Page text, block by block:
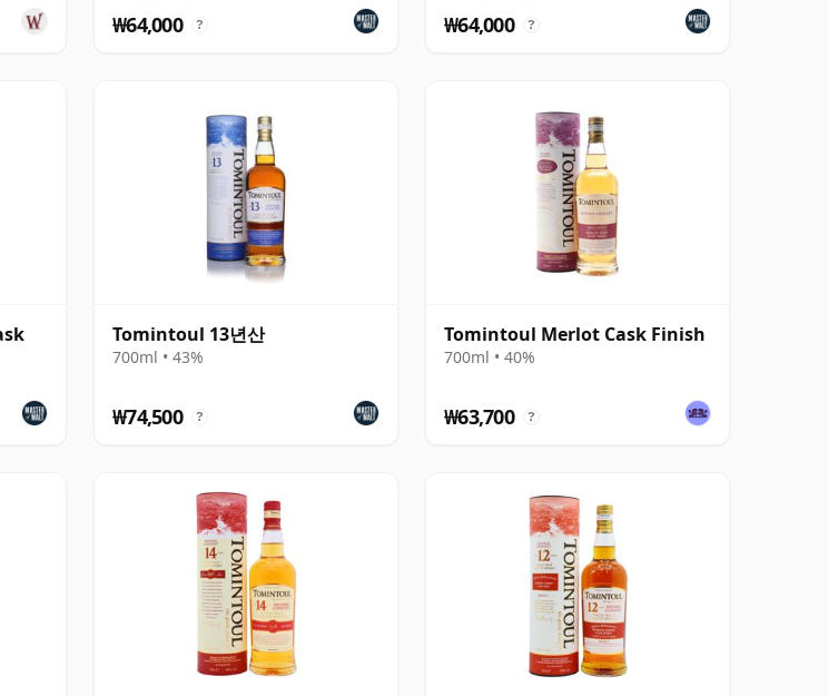
₩64,000 ? ₩64,000 ?
Tomintoul 13년산
700ml • 43%
₩74,500 ?
Tomintoul Merlot Cask Finish
700ml • 40%
₩63,700 ?